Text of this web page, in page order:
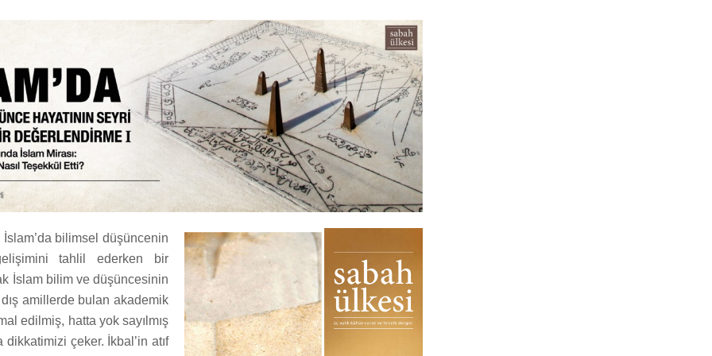
bilimsel düşüncenin
tahlil ederken bir
İslam bilim ve düşüncesinin
dış amillerde bulan akademik
edilmiş, hatta yok sayılmış
çeker. İkbal’in atıf